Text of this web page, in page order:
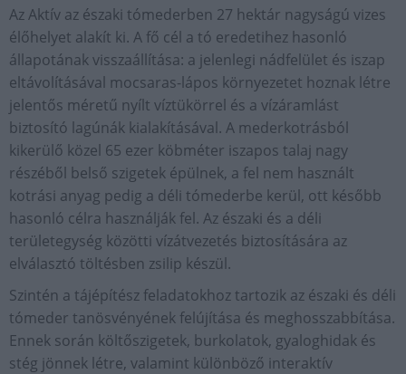
Az Aktív az északi tómederben 27 hektár nagyságú vizes
élőhelyet alakít ki. A fő cél a tó eredetihez hasonló
állapotának visszaállítása: a jelenlegi nádfelület és iszap
eltávolításával mocsaras-lápos környezetet hoznak létre
jelentős méretű nyílt víztükörrel és a vízáramlást
biztosító lagúnák kialakításával. A mederkotrásból
kikerülő közel 65 ezer köbméter iszapos talaj nagy
részéből belső szigetek épülnek, a fel nem használt
kotrási anyag pedig a déli tómederbe kerül, ott később
hasonló célra használják fel. Az északi és a déli
területegység közötti vízátvezetés biztosítására az
elválasztó töltésben zsilip készül.
Szintén a tájépítész feladatokhoz tartozik az északi és déli
tómeder tanösvényének felújítása és meghosszabbítása.
Ennek során költőszigetek, burkolatok, gyaloghidak és
stég jönnek létre, valamint különböző interaktív